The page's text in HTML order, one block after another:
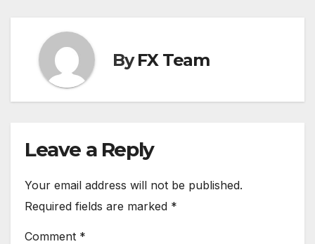
ByFX Team
Leave a Reply
Your email address will not be published.
Required fields are marked *
Comment *